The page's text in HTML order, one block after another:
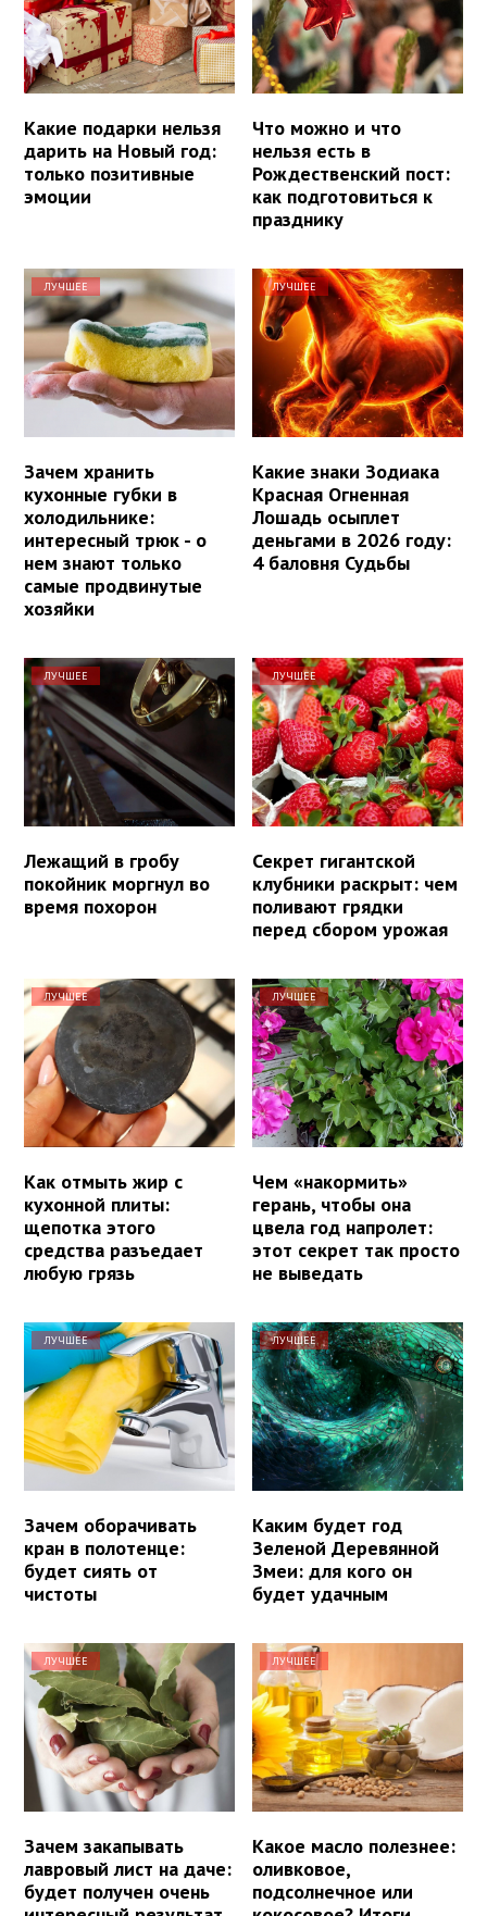
Какие подарки нельзя
дарить на Новый год:
только позитивные
эмоции
Что можно и что
нельзя есть в
Рождественский пост:
как подготовиться к
празднику
ЛУЧШЕЕ
Зачем хранить
кухонные губки в
холодильнике:
интересный трюк - о
нем знают только
самые продвинутые
хозяйки
ЛУЧШЕЕ
Какие знаки Зодиака
Красная Огненная
Лошадь осыплет
деньгами в 2026 году:
4 баловня Судьбы
ЛУЧШЕЕ
Лежащий в гробу
покойник моргнул во
время похорон
ЛУЧШЕЕ
Секрет гигантской
клубники раскрыт: чем
поливают грядки
перед сбором урожая
ЛУЧШЕЕ
Как отмыть жир с
кухонной плиты:
щепотка этого
средства разъедает
любую грязь
ЛУЧШЕЕ
Чем «накормить»
герань, чтобы она
цвела год напролет:
этот секрет так просто
не выведать
ЛУЧШЕЕ
Зачем оборачивать
кран в полотенце:
будет сиять от
чистоты
ЛУЧШЕЕ
Каким будет год
Зеленой Деревянной
Змеи: для кого он
будет удачным
ЛУЧШЕЕ
Зачем закапывать
лавровый лист на даче:
будет получен очень
ЛУЧШЕЕ
Какое масло полезнее:
оливковое,
подсолнечное или